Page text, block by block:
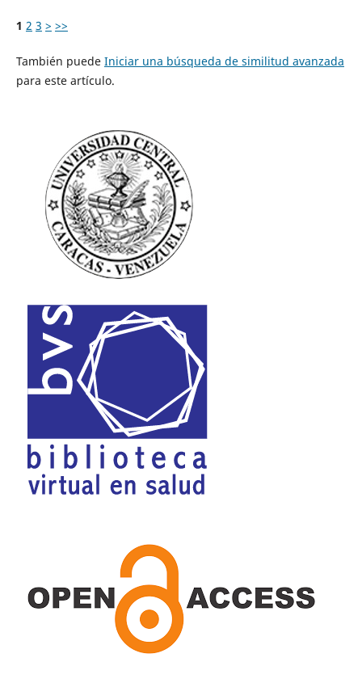
1 2 3 > >>
También puede Iniciar una búsqueda de similitud avanzada
para este artículo.